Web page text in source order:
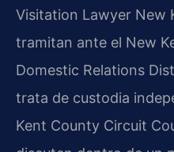
Visitation Lawyer New
tramitan ante el New
Domestic Relations
trata de custodia
Kent County Circuit